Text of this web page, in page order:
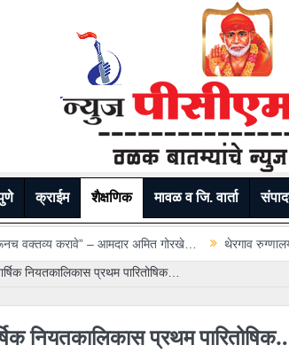
क्राईम शैक्षणिक मावळ व जि. वार्ता
अमित गोरखे… थेरगाव रुग्णालयातील सुरक्षा
नियतकालिकास प्रथम पारितोषिक…
नियतकालिकास प्रथम